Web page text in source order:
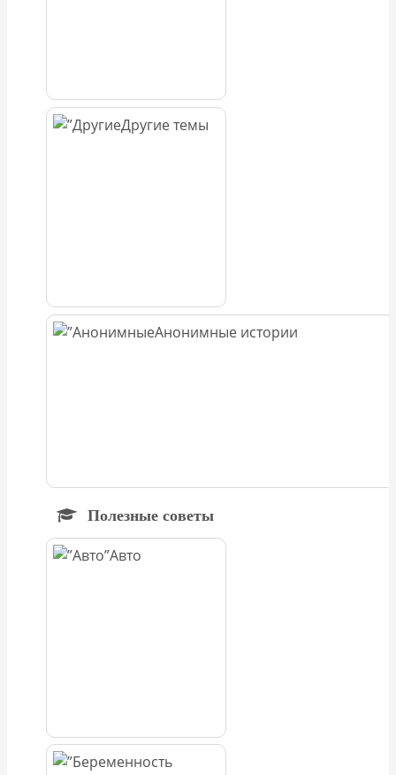
Другие темы
Анонимные истории
Полезные советы
Авто